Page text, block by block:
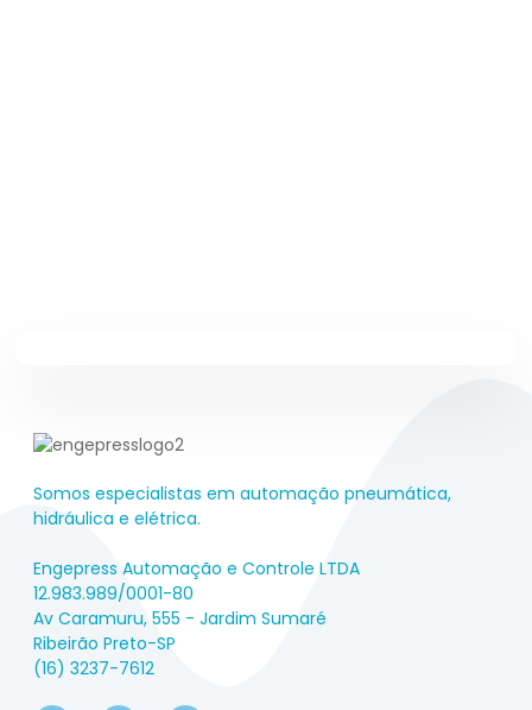
Somos especialistas em automação pneumática,
hidráulica e elétrica.
Engepress Automação e Controle LTDA
12.983.989/0001-80
Av Caramuru, 555 - Jardim Sumaré
Ribeirão Preto-SP
(16) 3237-7612